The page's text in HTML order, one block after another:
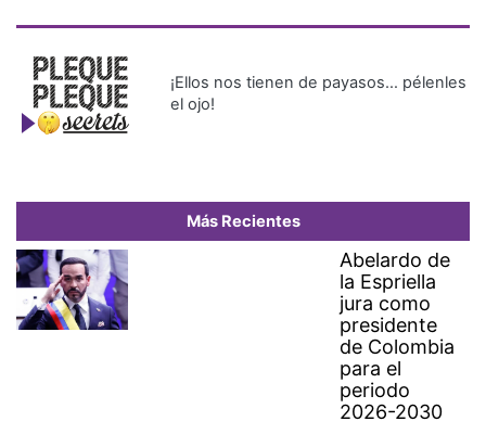
¡Ellos nos tienen de payasos… pélenles
el ojo!
Más Recientes
Abelardo de
la Espriella
jura como
presidente
de Colombia
para el
periodo
2026-2030